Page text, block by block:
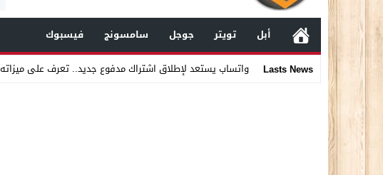
أبل تويتر جوجل سامسونج
فيسبوك
Lasts News
واتساب يستعد لإطلاق اشتراك مدفوع جديد.. تعرف على ميزاته